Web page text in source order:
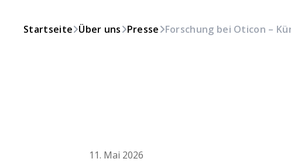
Startseite Über uns Presse Forschung bei Oticon –
11. Mai 2026